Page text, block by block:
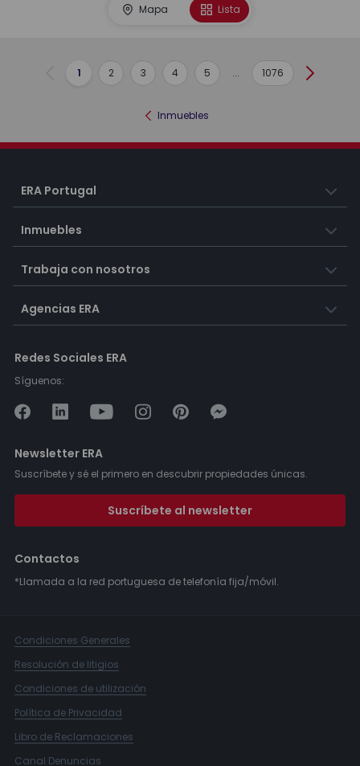
Mapa Lista
Anterior
1 2 3 4 5 ... 1076
Inmuebles
ERA Portugal
Inmuebles
Trabaja con nosotros
Agencias ERA
Redes Sociales ERA
Síguenos:
Newsletter ERA
Suscríbete y sé el primero en descubrir propiedades únicas.
Suscríbete al newsletter
Contactos
*Llamada a la red portuguesa de telefonía fija/móvil.
Condiciones Generales
Resolución de litigios
Condiciones de utilización
Política de Privacidad
Libro de Reclamaciones
Canal Denuncias